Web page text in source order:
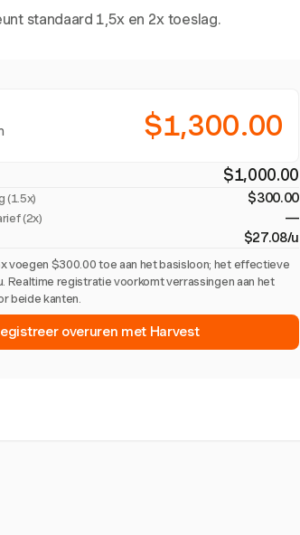
standaard 1,5x en 2x toeslag.
$1,300.00
$1,000.00
(1.5x) $300.00
(2x) —
$27.08/u
voegen $300.00 toe aan het basisloon; het effectieve
Realtime registratie voorkomt verrassingen aan het
beide kanten.
overuren met Harvest